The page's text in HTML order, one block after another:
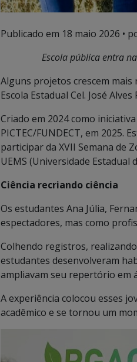
Publicado em 18 maio 2026 •
Escola pública entra
Alguns projetos crescem mais
Escola Estadual Cel. José
Criado em 2024 como
PICTEC/FUNDECT, em 2025.
participar da XVII Semana de
UEMS (Universidade Estadual
Ciência recriando ciência
Os estudantes Ana Júlia,
espectadores, mas como
Colhendo registros,
estudantes desenvolveram
ampliavam seu repertório em
A experiência colocou esses
acadêmico e se tornou um